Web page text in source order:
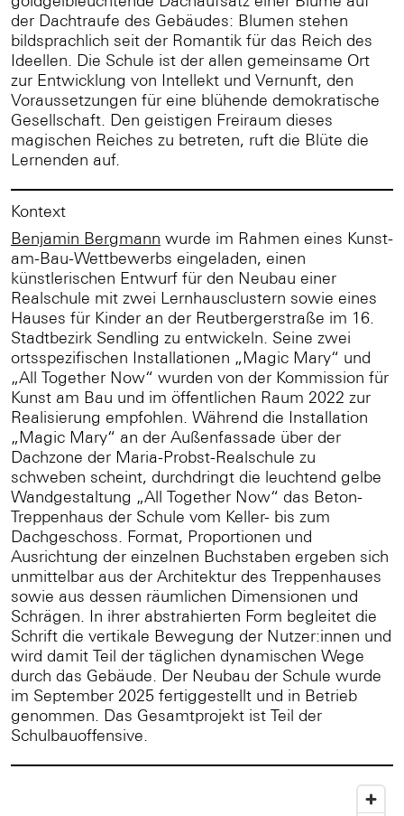
der Dachtraufe des Gebäudes: Blumen stehen
bildsprachlich seit der Romantik für das Reich des
Ideellen. Die Schule ist der allen gemeinsame Ort
zur Entwicklung von Intellekt und Vernunft, den
Voraussetzungen für eine blühende demokratische
Gesellschaft. Den geistigen Freiraum dieses
magischen Reiches zu betreten, ruft die Blüte die
Lernenden auf.
Kontext
Benjamin Bergmann wurde im Rahmen eines Kunst-
am-Bau-Wettbewerbs eingeladen, einen
künstlerischen Entwurf für den Neubau einer
Realschule mit zwei Lernhausclustern sowie eines
Hauses für Kinder an der Reutbergerstraße im 16.
Stadtbezirk Sendling zu entwickeln. Seine zwei
ortsspezifischen Installationen „Magic Mary“ und
„All Together Now“ wurden von der Kommission für
Kunst am Bau und im öffentlichen Raum 2022 zur
Realisierung empfohlen. Während die Installation
„Magic Mary“ an der Außenfassade über der
Dachzone der Maria-Probst-Realschule zu
schweben scheint, durchdringt die leuchtend gelbe
Wandgestaltung „All Together Now“ das Beton-
Treppenhaus der Schule vom Keller- bis zum
Dachgeschoss. Format, Proportionen und
Ausrichtung der einzelnen Buchstaben ergeben sich
unmittelbar aus der Architektur des Treppenhauses
sowie aus dessen räumlichen Dimensionen und
Schrägen. In ihrer abstrahierten Form begleitet die
Schrift die vertikale Bewegung der Nutzer:innen und
wird damit Teil der täglichen dynamischen Wege
durch das Gebäude. Der Neubau der Schule wurde
im September 2025 fertiggestellt und in Betrieb
genommen. Das Gesamtprojekt ist Teil der
Schulbauoffensive.